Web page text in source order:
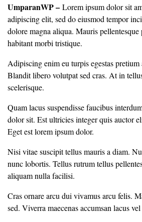
UmparanWP– Lorem ipsum dolor sit
adipiscing elit, sed do eiusmod tempor
dolore magna aliqua. Mauris
habitant morbi tristique.
Adipiscing enim eu turpis egestas pretium
Blandit libero volutpat sed cras. At in
scelerisque.
Quam lacus suspendisse faucibus
dolor sit. Est ultricies integer quis auctor
Eget est lorem ipsum dolor.
Nisi vitae suscipit tellus mauris a diam.
nunc lobortis. Tellus rutrum tellus
aliquam nulla facilisi.
Cras ornare arcu dui vivamus arcu felis.
sed. Viverra maecenas accumsan lacus